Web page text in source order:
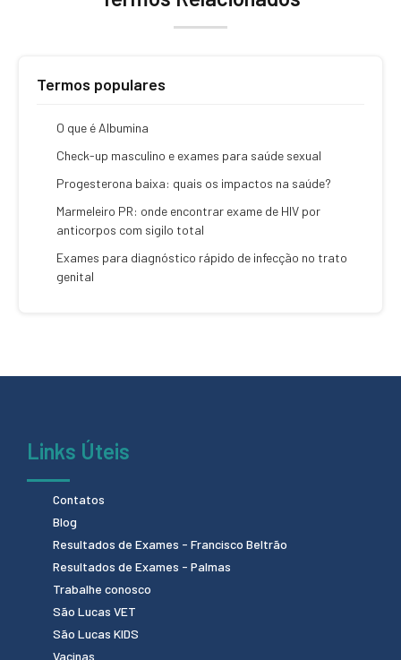
Termos populares
O que é Albumina
Check-up masculino e exames para saúde sexual
Progesterona baixa: quais os impactos na saúde?
Marmeleiro PR: onde encontrar exame de HIV por
anticorpos com sigilo total
Exames para diagnóstico rápido de infecção no trato
genital
Links Úteis
Contatos
Blog
Resultados de Exames - Francisco Beltrão
Resultados de Exames - Palmas
Trabalhe conosco
São Lucas VET
São Lucas KIDS
Vacinas